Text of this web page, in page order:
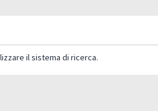
il sistema di ricerca.